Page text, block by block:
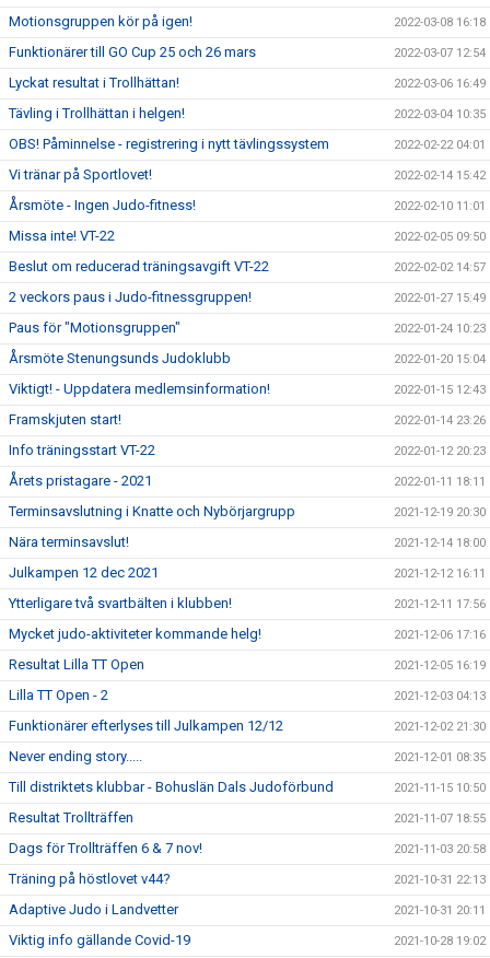
Motionsgruppen kör på igen! 2022-03-08 16:18
Funktionärer till GO Cup 25 och 26 mars 2022-03-07 12:54
Lyckat resultat i Trollhättan! 2022-03-06 16:49
Tävling i Trollhättan i helgen! 2022-03-04 10:35
OBS! Påminnelse - registrering i nytt tävlingssystem 2022-02-22 04:01
Vi tränar på Sportlovet! 2022-02-14 15:42
Årsmöte - Ingen Judo-fitness! 2022-02-10 11:01
Missa inte! VT-22 2022-02-05 09:50
Beslut om reducerad träningsavgift VT-22 2022-02-02 14:57
2 veckors paus i Judo-fitnessgruppen! 2022-01-27 15:49
Paus för "Motionsgruppen" 2022-01-24 10:23
Årsmöte Stenungsunds Judoklubb 2022-01-20 15:04
Viktigt! - Uppdatera medlemsinformation! 2022-01-15 12:43
Framskjuten start! 2022-01-14 23:26
Info träningsstart VT-22 2022-01-12 20:23
Årets pristagare - 2021 2022-01-11 18:11
Terminsavslutning i Knatte och Nybörjargrupp 2021-12-19 20:30
Nära terminsavslut! 2021-12-14 18:00
Julkampen 12 dec 2021 2021-12-12 16:11
Ytterligare två svartbälten i klubben! 2021-12-11 17:56
Mycket judo-aktiviteter kommande helg! 2021-12-06 17:16
Resultat Lilla TT Open 2021-12-05 16:19
Lilla TT Open - 2 2021-12-03 04:13
Funktionärer efterlyses till Julkampen 12/12 2021-12-02 21:30
Never ending story..... 2021-12-01 08:35
Till distriktets klubbar - Bohuslän Dals Judoförbund 2021-11-15 10:50
Resultat Trollträffen 2021-11-07 18:55
Dags för Trollträffen 6 & 7 nov! 2021-11-03 20:58
Träning på höstlovet v44? 2021-10-31 22:13
Adaptive Judo i Landvetter 2021-10-31 20:11
Viktig info gällande Covid-19 2021-10-28 19:02